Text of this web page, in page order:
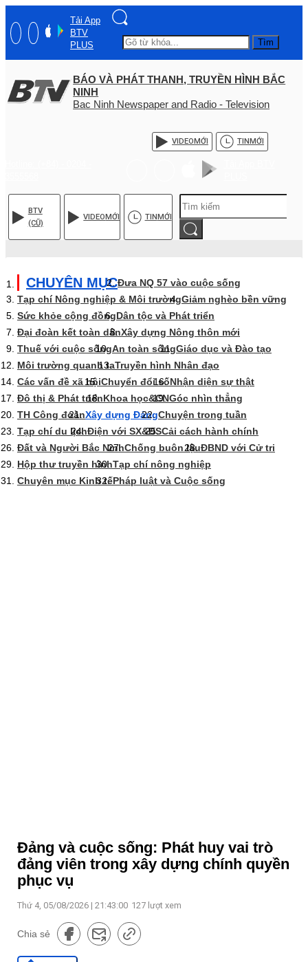
Tải App
BTV
PLUS
Tìm
BÁO VÀ PHÁT THANH, TRUYỀN HÌNH BẮC
NINH
Bac Ninh Newspaper and Radio - Television
VIDEOMỚI TINMỚI
BTV
(CŨ)
VIDEOMỚI TINMỚI
CHUYÊN MỤCĐưa NQ 57 vào cuộc sống
Tạp chí Nông nghiệp & Môi trườngGiảm nghèo bền vững
Sức khỏe cộng đồngDân tộc và Phát triển
Đại đoàn kết toàn dânXây dựng Nông thôn mới
Thuế với cuộc sốngAn toàn sốngGiáo dục và Đào tạo
Môi trường quanh taTruyền hình Nhân đạo
Các vấn đề xã hộiChuyển đổi sốNhận diện sự thật
Đô thị & Phát triểnKhoa học&CNGóc nhìn thẳng
TH Công đoànXây dựng ĐảngChuyện trong tuần
Tạp chí du lịchĐiện với SX&ĐSCải cách hành chính
Đất và Người Bắc NinhChống buôn lậuĐBND với Cử tri
Hộp thư truyền hìnhTạp chí nông nghiệp
Chuyên mục Kinh tếPháp luật và Cuộc sống
Đảng và cuộc sống: Phát huy vai trò
đảng viên trong xây dựng chính quyền
phục vụ
Thứ 4, 05/08/2026 | 21:43:00 127 lượt xem
Chia sẻ